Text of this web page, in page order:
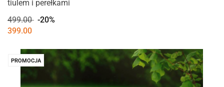
tiulem i perełkami
499.00 -20%
399.00
PROMOCJA